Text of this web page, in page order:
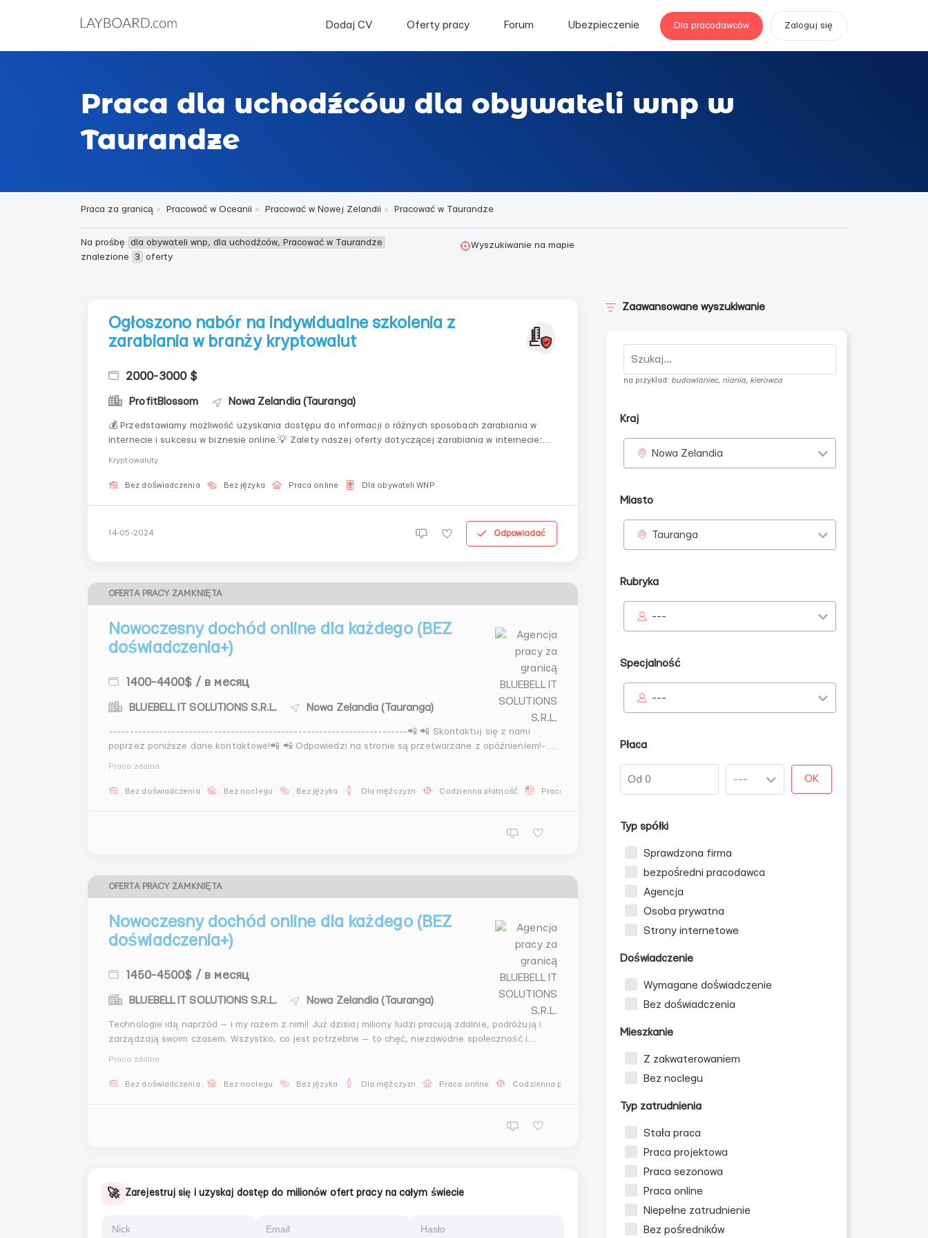
Dodaj CV Oferty pracy Forum Ubezpieczenie Dla pracodawców Zaloguj się
Praca dla uchodźców dla obywateli wnp w
Taurandze
Praca za granicą Pracować w Oceanii Pracować w Nowej Zelandii Pracować w Taurandze
Na prośbę dla obywateli wnp, dla uchodźców, Pracować w Taurandze
znalezione
3 oferty
Wyszukiwanie na mapie
Ogłoszono nabór na indywidualne szkolenia z
zarabiania w branży kryptowalut
2000-3000 $
ProfitBlossom Nowa Zelandia (Tauranga)
💰 Przedstawiamy możliwość uzyskania dostępu do informacji o różnych sposobach zarabiania w
internecie i sukcesu w biznesie online.💡 Zalety naszej oferty dotyczącej zarabiania w internecie:1️⃣
Kryptowaluty
Bez doświadczenia Bez języka Praca online Dla obywateli WNP
14-05-2024 Odpowiadać
OFERTA PRACY ZAMKNIĘTA
Nowoczesny dochód online dla każdego (BEZ
doświadczenia+)
1400-4400$ / в месяц
BLUEBELL IT SOLUTIONS S.R.L. Nowa Zelandia (Tauranga)
-----------------------------------------------------------------------📲 📲 Skontaktuj się z nami
poprzez poniższe dane kontaktowe!📲 📲 Odpowiedzi na stronie są przetwarzane z opóźnieniem!---
Praca zdalna
Bez doświadczenia Bez noclegu Bez języka Dla mężczyzn Codzienna płatność Praca 2-3 godziny dziennie
OFERTA PRACY ZAMKNIĘTA
Nowoczesny dochód online dla każdego (BEZ
doświadczenia+)
1450-4500$ / в месяц
BLUEBELL IT SOLUTIONS S.R.L. Nowa Zelandia (Tauranga)
Technologie idą naprzód — i my razem z nimi! Już dzisiaj miliony ludzi pracują zdalnie, podróżują i
zarządzają swoim czasem. Wszystko, co jest potrzebne — to chęć, niezawodne społeczność i
Praca zdalna
Bez doświadczenia Bez noclegu Bez języka Dla mężczyzn Praca online Codzienna płatność
🚀 Zarejestruj się i uzyskaj dostęp do milionów ofert pracy na całym świecie
Zaawansowane wyszukiwanie
na przykład: budowlaniec, niania, kierowca
Kraj
Nowa Zelandia
Miasto
Tauranga
Rubryka
---
Specjalność
---
Płaca
OK
Typ spółki
Sprawdzona firma
bezpośredni pracodawca
Agencja
Osoba prywatna
Strony internetowe
Doświadczenie
Wymagane doświadczenie
Bez doświadczenia
Mieszkanie
Z zakwaterowaniem
Bez noclegu
Typ zatrudnienia
Stała praca
Praca projektowa
Praca sezonowa
Praca online
Niepełne zatrudnienie
Bez pośredników